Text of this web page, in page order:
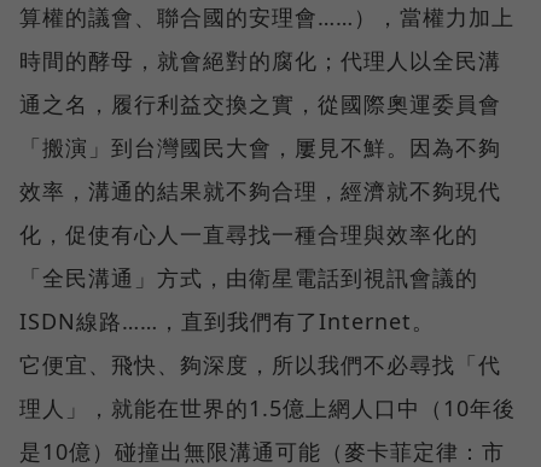
算權的議會、聯合國的安理會……），當權力加上
時間的酵母，就會絕對的腐化；代理人以全民溝
通之名，履行利益交換之實，從國際奧運委員會
「搬演」到台灣國民大會，屢見不鮮。因為不夠
效率，溝通的結果就不夠合理，經濟就不夠現代
化，促使有心人一直尋找一種合理與效率化的
「全民溝通」方式，由衛星電話到視訊會議的
ISDN線路……，直到我們有了Internet。
它便宜、飛快、夠深度，所以我們不必尋找「代
理人」，就能在世界的1.5億上網人口中（10年後
是10億）碰撞出無限溝通可能（麥卡菲定律：市